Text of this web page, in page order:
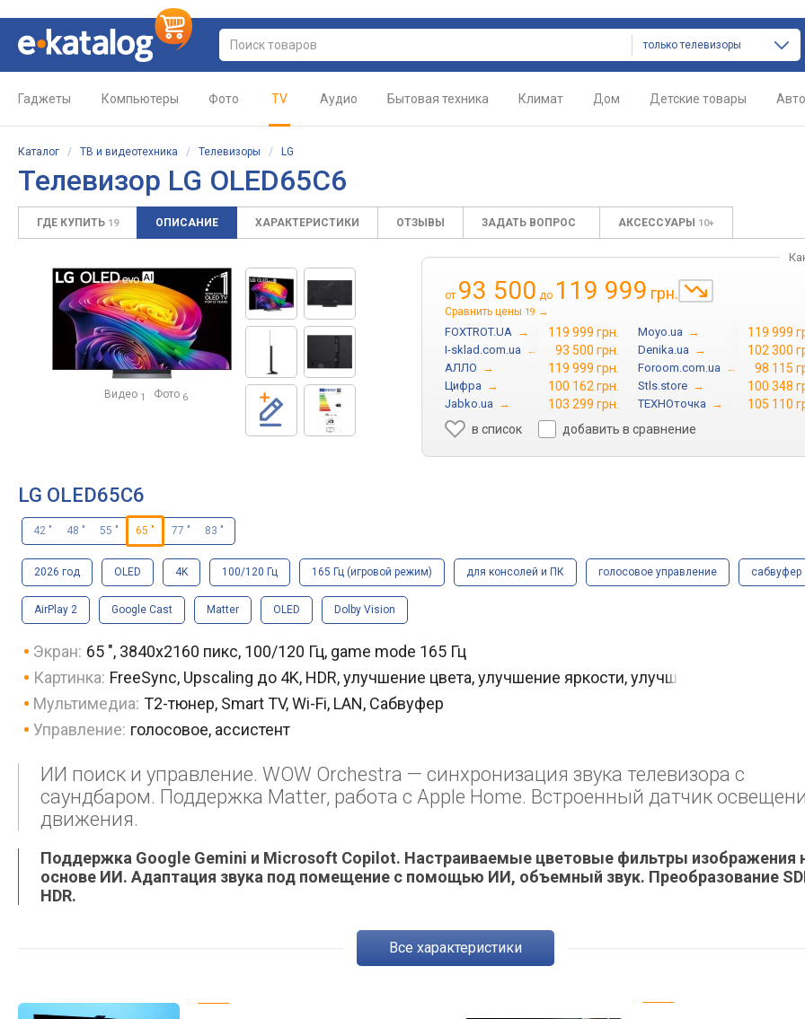
только телевизоры
Гаджеты Компьютеры Фото TV Аудио Бытовая техника Климат Дом Детские товары Авто
Каталог / ТВ и видеотехника / Телевизоры / LG
Телевизор LG OLED65C6
ГДЕ КУПИТЬ 19 ОПИСАНИЕ ХАРАКТЕРИСТИКИ ОТЗЫВЫ ЗАДАТЬ ВОПРОС АКСЕССУАРЫ 10+
Видео 1 Фото 6
от 93 500 до 119 999 грн.
Сравнить цены 19 →
FOXTROT.UA → 119 999 грн. Moyo.ua → 119 999
I-sklad.com.ua → 93 500 грн. Denika.ua → 102 300
АЛЛО → 119 999 грн. Foroom.com.ua → 98 115
Цифра → 100 162 грн. Stls.store → 100 348
Jabko.ua → 103 299 грн. ТЕХНОточка →
105 110
в список
добавить в сравнение
LG OLED65C6
42 " 48 " 55 " 65 " 77 " 83 "
2026 год OLED 4K 100/120 Гц 165 Гц (игровой режим) для консолей и ПК голосовое управление сабвуфер
AirPlay 2 Google Cast Matter OLED Dolby Vision
Экран: 65 ", 3840x2160 пикс, 100/120 Гц, game mode 165 Гц
Картинка: FreeSync, Upscaling до 4K, HDR, улучшение цвета, улучшение яркости, улучшение черного
Мультимедиа: T2-тюнер, Smart TV, Wi-Fi, LAN, Сабвуфер
Управление: голосовое, ассистент
ИИ поиск и управление. WOW Orchestra — синхронизация звука телевизора с
саундбаром. Поддержка Matter, работа с Apple Home. Встроенный датчик
движения.
Поддержка Google Gemini и Microsoft Copilot. Настраиваемые цветовые фильтры изображения
основе ИИ. Адаптация звука под помещение с помощью ИИ, объемный звук. Преобразование
HDR.
Все характеристики